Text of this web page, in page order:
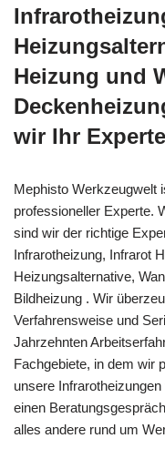
Heizung und
wir Ihr
Mephisto Werkzeugwelt
professioneller Experte.
sind wir der richtige
Infrarotheizung, Infrarot
Heizungsalternative,
Bildheizung . Wir
Verfahrensweise und
Jahrzehnten
Fachgebiete, in dem wir
unsere
einen
alles andere rund um